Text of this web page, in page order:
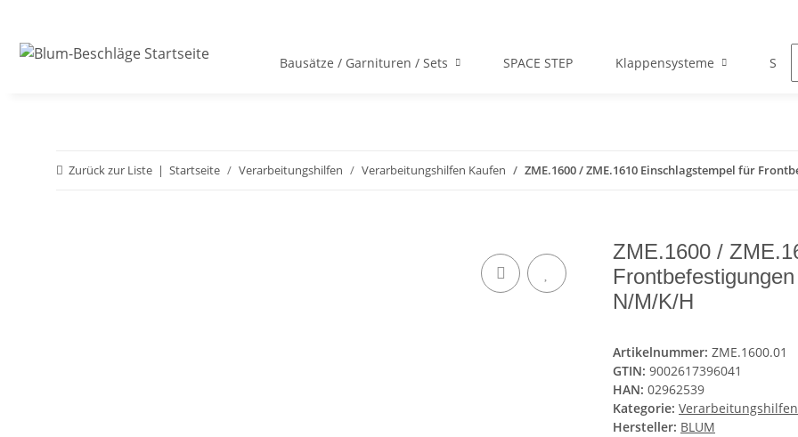
Bausätze / Garnituren / Sets SPACE STEP Klappensysteme
Zurück zur Liste Startseite Verarbeitungshilfen Verarbeitungshilfen Kaufen ZME.1600 / ZME.1610 Einschlagstempel für
ZME.1600 /
N/M/K/H
Artikelnummer: ZME.1600.01
GTIN: 9002617396041
HAN: 02962539
Kategorie:
Hersteller: BLUM